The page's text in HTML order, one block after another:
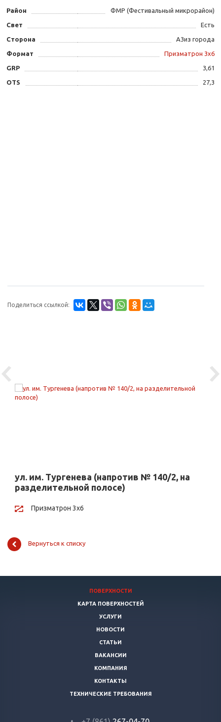
Район ФМР (Фестивальный микрорайон)
Свет Есть
Сторона А3из города
Формат Призматрон 3х6
GRP 3,61
OTS 27,3
Поделиться ссылкой:
Previous
ул. им. Тургенева (напротив № 140/2, на
разделительной полосе)
Призматрон 3х6
Вернуться к списку
ПОВЕРХНОСТИ
КАРТА ПОВЕРХНОСТЕЙ
УСЛУГИ
НОВОСТИ
СТАТЬИ
ВАКАНСИИ
КОМПАНИЯ
КОНТАКТЫ
ТЕХНИЧЕСКИЕ ТРЕБОВАНИЯ